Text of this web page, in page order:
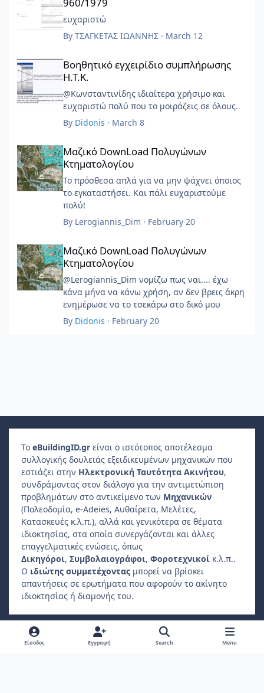
ευχαριστώ
By ΤΣΑΓΚΕΤΑΣ ΙΩΑΝΝΗΣ · March 12
Βοηθητικό εγχειρίδιο συμπλήρωσης
Η.Τ.Κ.
@Κωνσταντινίδης ιδιαίτερα χρήσιμο και
ευχαριστώ πολύ που το μοιράζεις σε όλους.
By Didonis · March 8
Μαζικό DownLoad Πολυγώνων
Κτηματολογίου
Το πρόσθεσα απλά για να μην ψάχνει όποιος
το εγκαταστήσει. Και πάλι ευχαριστούμε
πολύ!
By Lerogiannis_Dim · February 20
Μαζικό DownLoad Πολυγώνων
Κτηματολογίου
@Lerogiannis_Dim νομίζω πως ναι.... έχω
κάνα μήνα να κάνω χρήση, αν δεν βρεις άκρη
ενημέρωσε να το τσεκάρω στο δικό μου
By Didonis · February 20
Το eBuildingID.gr είναι ο ιστότοπος αποτέλεσμα
συλλογικής δουλειάς εξειδικευμένων μηχανικών που
εστιάζει στην Ηλεκτρονική Ταυτότητα Ακινήτου,
συνδράμοντας στον διάλογο για την αντιμετώπιση
προβλημάτων στο αντικείμενο των Μηχανικών
(Πολεοδομία, e-Adeies, Αυθαίρετα, Μελέτες,
Κατασκευές κ.λ.π.), αλλά και γενικότερα σε θέματα
ιδιοκτησίας, στα οποία συνεργάζονται και άλλες
επαγγελματικές ενώσεις, όπως
Δικηγόροι, Συμβολαιογράφοι, Φοροτεχνικοί κ.λ.π..
Ο ιδιώτης συμμετέχοντας μπορεί να βρίσκει
απαντήσεις σε ερωτήματα που αφορούν το ακίνητο
ιδιοκτησίας ή διαμονής του.
Light ModeDark ModeSystem Preference
f
Είσοδος Εγγραφή Search Menu